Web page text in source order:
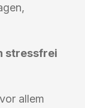
stressfrei
allem